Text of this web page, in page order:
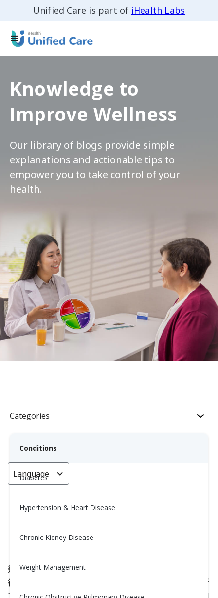
Unified Care is part of iHealth Labs
Knowledge to
Improve Wellness
Our library of blogs provide simple
explanations and actionable tips to
empower you to take control of your
health.
Categories
Conditions
Diabetes
Hypertension & Heart Disease
Chronic Kidney Disease
Weight Management
Language
蘑菇的療癒力量
Nina Ghamrawi, MS, RD, CDE
幾個世紀以來，蘑菇一直被視為健康和活力的象徵。
從傳統療法到現代醫學，它們作為強大的治療劑的潛
力令人驚訝。讓我們探索這些令人難以置信的真菌如